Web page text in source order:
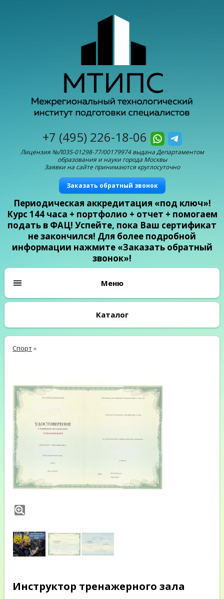
+7 (495) 226-18-06
Лицензия №Л035-01298-77/00179974 выдана Департаментом
образования и науки города Москвы
Заявки на сайте принимаются круглосуточно
Заказать обратный звонок
Периодическая аккредитация «под ключ»!
Курс 144 часа + портфолио + отчет + помогаем
подать в ФАЦ! Успейте, пока Ваш сертификат
не закончился! Для более подробной
информации нажмите «Заказать обратный
звонок»!
Каталог
Спорт»
Инструктор тренажерного зала